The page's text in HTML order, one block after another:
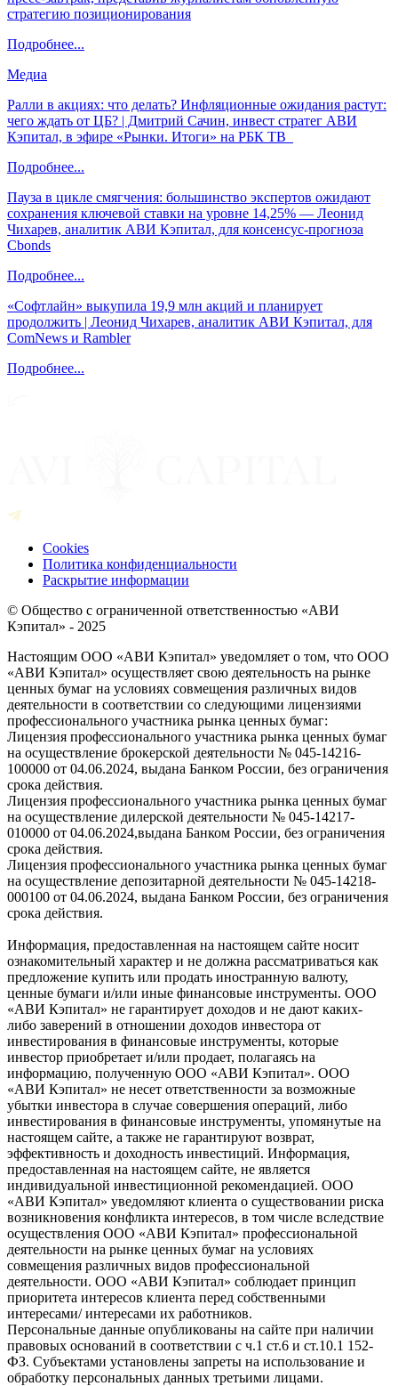
стратегию позиционирования
Подробнее...
Медиа
Ралли в акциях: что делать? Инфляционные ожидания растут:
чего ждать от ЦБ? | Дмитрий Сачин, инвест стратег АВИ
Кэпитал, в эфире «Рынки. Итоги» на РБК ТВ
Подробнее...
Пауза в цикле смягчения: большинство экспертов ожидают
сохранения ключевой ставки на уровне 14,25% — Леонид
Чихарев, аналитик АВИ Кэпитал, для консенсус-прогноза
Cbonds
Подробнее...
«Софтлайн» выкупила 19,9 млн акций и планирует
продолжить | Леонид Чихарев, аналитик АВИ Кэпитал, для
ComNews и Rambler
Подробнее...
Cookies
Политика конфиденциальности
Раскрытие информации
© Общество с ограниченной ответственностью «АВИ
Кэпитал» - 2025
Настоящим ООО «АВИ Кэпитал» уведомляет о том, что ООО
«АВИ Кэпитал» осуществляет свою деятельность на рынке
ценных бумаг на условиях совмещения различных видов
деятельности в соответствии со следующими лицензиями
профессионального участника рынка ценных бумаг:
Лицензия профессионального участника рынка ценных бумаг
на осуществление брокерской деятельности № 045-14216-
100000 от 04.06.2024, выдана Банком России, без ограничения
срока действия.
Лицензия профессионального участника рынка ценных бумаг
на осуществление дилерской деятельности № 045-14217-
010000 от 04.06.2024,выдана Банком России, без ограничения
срока действия.
Лицензия профессионального участника рынка ценных бумаг
на осуществление депозитарной деятельности № 045-14218-
000100 от 04.06.2024, выдана Банком России, без ограничения
срока действия.
Информация, предоставленная на настоящем сайте носит
ознакомительный характер и не должна рассматриваться как
предложение купить или продать иностранную валюту,
ценные бумаги и/или иные финансовые инструменты. ООО
«АВИ Кэпитал» не гарантирует доходов и не дают каких-
либо заверений в отношении доходов инвестора от
инвестирования в финансовые инструменты, которые
инвестор приобретает и/или продает, полагаясь на
информацию, полученную ООО «АВИ Кэпитал». ООО
«АВИ Кэпитал» не несет ответственности за возможные
убытки инвестора в случае совершения операций, либо
инвестирования в финансовые инструменты, упомянутые на
настоящем сайте, а также не гарантируют возврат,
эффективность и доходность инвестиций. Информация,
предоставленная на настоящем сайте, не является
индивидуальной инвестиционной рекомендацией. ООО
«АВИ Кэпитал» уведомляют клиента о существовании риска
возникновения конфликта интересов, в том числе вследствие
осуществления ООО «АВИ Кэпитал» профессиональной
деятельности на рынке ценных бумаг на условиях
совмещения различных видов профессиональной
деятельности. ООО «АВИ Кэпитал» соблюдает принцип
приоритета интересов клиента перед собственными
интересами/ интересами их работников.
Персональные данные опубликованы на сайте при наличии
правовых оснований в соответствии с ч.1 ст.6 и ст.10.1 152-
ФЗ. Субъектами установлены запреты на использование и
обработку персональных данных третьими лицами.